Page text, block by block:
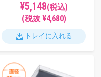
¥5,148(税込)
(税抜 ¥4,680)
トレイに入れる